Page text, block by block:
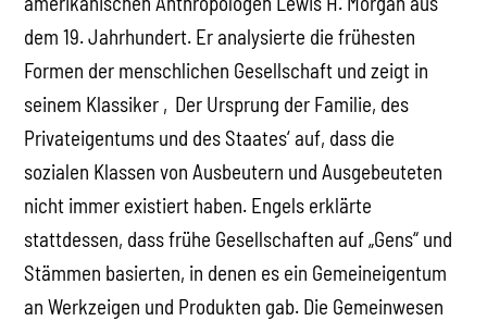
dem 19. Jahrhundert. Er analysierte die frühesten
Formen der menschlichen Gesellschaft und zeigt in
seinem Klassiker ‚Der Ursprung der Familie, des
Privateigentums und des Staates‘ auf, dass die
sozialen Klassen von Ausbeutern und Ausgebeuteten
nicht immer existiert haben. Engels erklärte
stattdessen, dass frühe Gesellschaften auf „Gens“ und
Stämmen basierten, in denen es ein Gemeineigentum
an Werkzeigen und Produkten gab. Die Gemeinwesen